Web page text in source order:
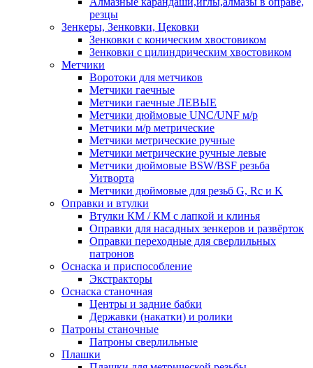
резцы
Зенкеры, Зенковки, Цековки
Зенковки с коническим хвостовиком
Зенковки с цилиндрическим хвостовиком
Метчики
Воротоки для метчиков
Метчики гаечные
Метчики гаечные ЛЕВЫЕ
Метчики дюймовые UNC/UNF м/р
Метчики м/р метрические
Метчики метрические ручные
Метчики метрические ручные левые
Метчики дюймовые BSW/BSF резьба
Уитворта
Метчики дюймовые для резьб G, Rc и K
Оправки и втулки
Втулки КМ / КМ с лапкой и клинья
Оправки для насадных зенкеров и развёрток
Оправки переходные для сверлильных
патронов
Оснаска и приспособление
Экстракторы
Оснаска станочная
Центры и задние бабки
Державки (накатки) и ролики
Патроны станочные
Патроны сверлильные
Плашки